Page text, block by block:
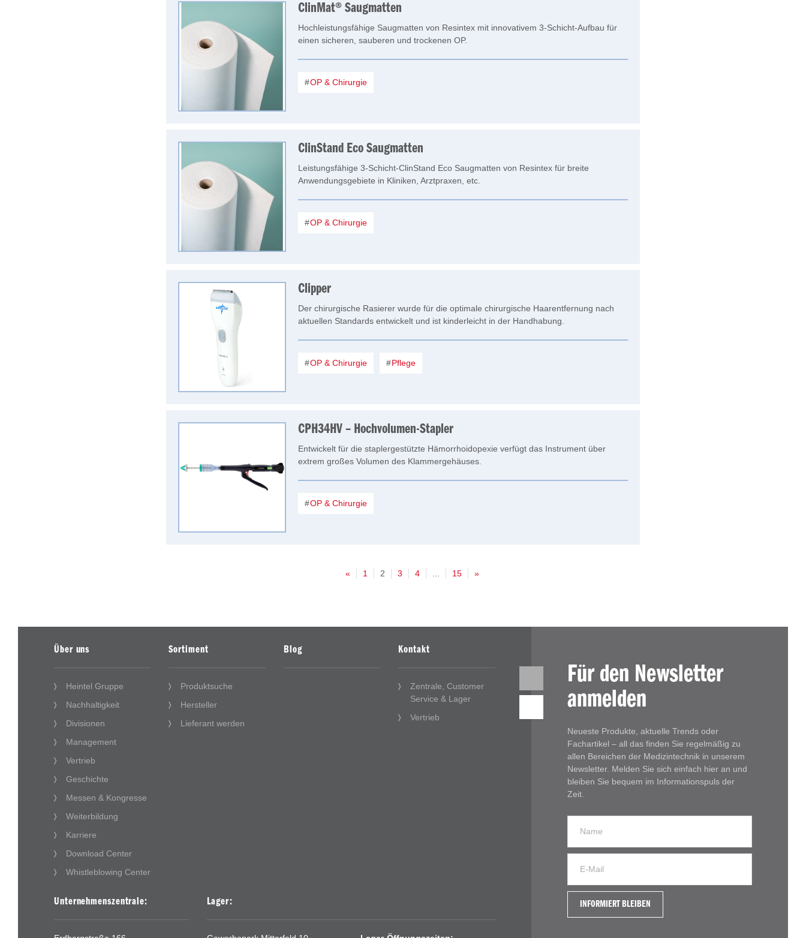
ClinMat® Saugmatten
Hochleistungsfähige Saugmatten von Resintex mit innovativem 3-Schicht-Aufbau für
einen sicheren, sauberen und trockenen OP.
OP & Chirurgie
ClinStand Eco Saugmatten
Leistungsfähige 3-Schicht-ClinStand Eco Saugmatten von Resintex für breite
Anwendungsgebiete in Kliniken, Arztpraxen, etc.
OP & Chirurgie
Clipper
Der chirurgische Rasierer wurde für die optimale chirurgische Haarentfernung nach
aktuellen Standards entwickelt und ist kinderleicht in der Handhabung.
OP & Chirurgie Pflege
CPH34HV – Hochvolumen-Stapler
Entwickelt für die staplergestützte Hämorrhoidopexie verfügt das Instrument über
extrem großes Volumen des Klammergehäuses.
OP & Chirurgie
« 1 2 3 4 15 »
Über uns
Heintel Gruppe
Nachhaltigkeit
Divisionen
Management
Vertrieb
Geschichte
Messen & Kongresse
Weiterbildung
Karriere
Download Center
Whistleblowing Center
Sortiment
Produktsuche
Hersteller
Lieferant werden
Blog Kontakt
Zentrale, Customer
Service & Lager
Vertrieb
Unternehmenszentrale: Lager:
Für den Newsletter
anmelden
Neueste Produkte, aktuelle Trends oder
Fachartikel – all das finden Sie regelmäßig zu
allen Bereichen der Medizintechnik in unserem
Newsletter. Melden Sie sich einfach hier an und
bleiben Sie bequem im Informationspuls der
Zeit.
INFORMIERT BLEIBEN